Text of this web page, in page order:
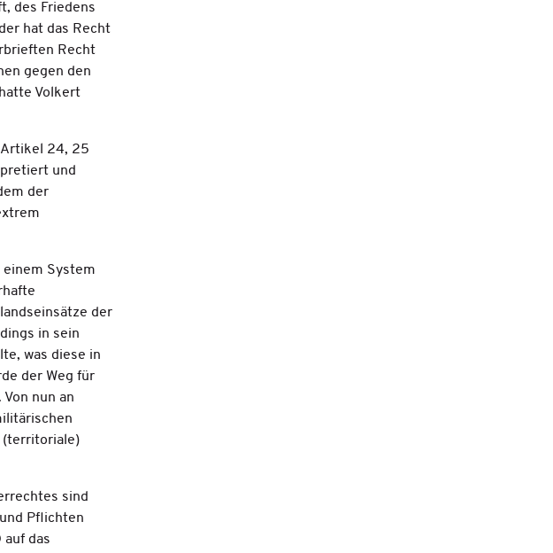
des Friedens
hat das Recht
Recht
gegen den
Volkert
Artikel 24, 25
und
der
einem System
der
in sein
was diese in
der Weg für
nun an
(territoriale)
sind
Pflichten
das